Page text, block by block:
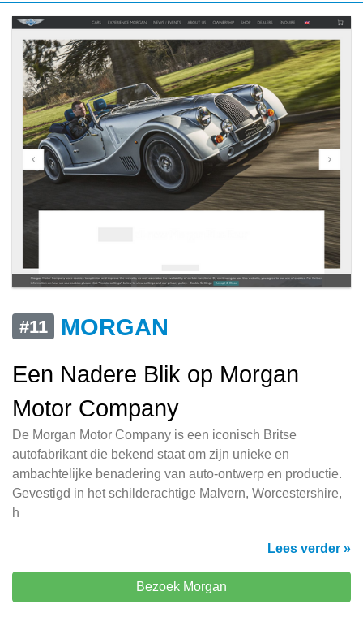
#11
MORGAN
Een Nadere Blik op Morgan
Motor Company
De Morgan Motor Company is een iconisch Britse
autofabrikant die bekend staat om zijn unieke en
ambachtelijke benadering van auto-ontwerp en productie.
Gevestigd in het schilderachtige Malvern, Worcestershire,
h
Lees verder »
Bezoek Morgan